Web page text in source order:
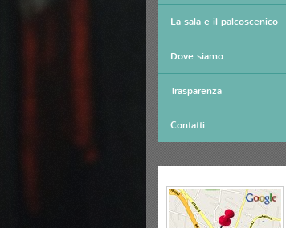
La sala e il palcoscenico
Dove siamo
Trasparenza
Contatti